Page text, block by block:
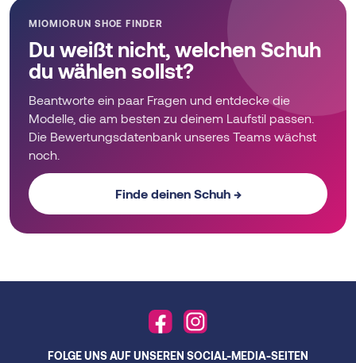
MIOMIORUN SHOE FINDER
Du weißt nicht, welchen Schuh
du wählen sollst?
Beantworte ein paar Fragen und entdecke die
Modelle, die am besten zu deinem Laufstil passen.
Die Bewertungsdatenbank unseres Teams wächst
noch.
Finde deinen Schuh →
FOLGE UNS AUF UNSEREN SOCIAL-MEDIA-SEITEN